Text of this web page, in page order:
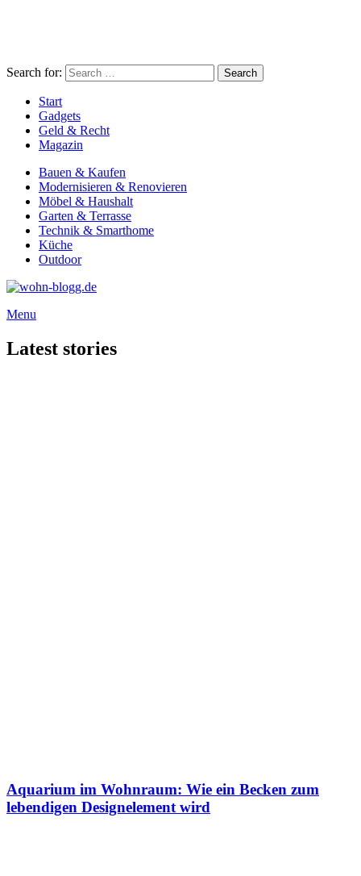
Search for: Search
Start
Gadgets
Geld & Recht
Magazin
Bauen & Kaufen
Modernisieren & Renovieren
Möbel & Haushalt
Garten & Terrasse
Technik & Smarthome
Küche
Outdoor
Menu
Latest stories
Aquarium im Wohnraum: Wie ein Becken zum
lebendigen Designelement wird